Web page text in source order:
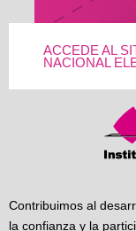
ACCEDE AL
NACIONAL
Contribuimos al
la confianza y la